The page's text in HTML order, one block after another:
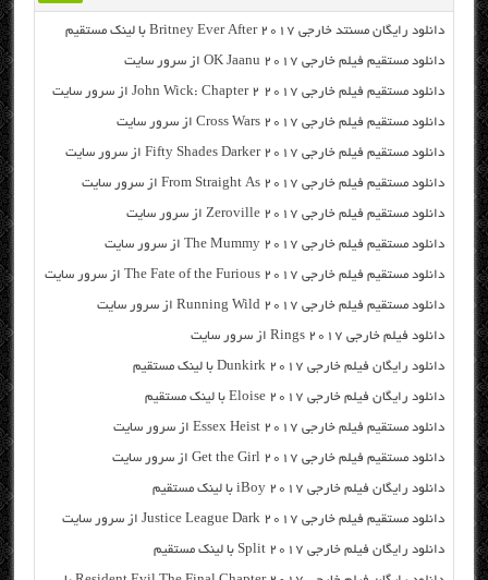
دانلود رایگان مسنتد خارجی Britney Ever After 2017 با لینک مستقیم
دانلود مستقیم فیلم خارجی OK Jaanu 2017 از سرور سایت
دانلود مستقیم فیلم خارجی John Wick: Chapter 2 2017 از سرور سایت
دانلود مستقیم فیلم خارجی Cross Wars 2017 از سرور سایت
دانلود مستقیم فیلم خارجی Fifty Shades Darker 2017 از سرور سایت
دانلود مستقیم فیلم خارجی From Straight As 2017 از سرور سایت
دانلود مستقیم فیلم خارجی Zeroville 2017 از سرور سایت
دانلود مستقیم فیلم خارجی The Mummy 2017 از سرور سایت
دانلود مستقیم فیلم خارجی The Fate of the Furious 2017 از سرور سایت
دانلود مستقیم فیلم خارجی Running Wild 2017 از سرور سایت
دانلود فیلم خارجی Rings 2017 از سرور سایت
دانلود رایگان فیلم خارجی Dunkirk 2017 با لینک مستقیم
دانلود رایگان فیلم خارجی Eloise 2017 با لینک مستقیم
دانلود مستقیم فیلم خارجی Essex Heist 2017 از سرور سایت
دانلود مستقیم فیلم خارجی Get the Girl 2017 از سرور سایت
دانلود رایگان فیلم خارجی iBoy 2017 با لینک مستقیم
دانلود مستقیم فیلم خارجی Justice League Dark 2017 از سرور سایت
دانلود رایگان فیلم خارجی Split 2017 با لینک مستقیم